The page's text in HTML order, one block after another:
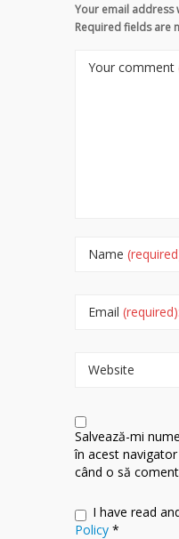
Your email address
Required fields are
Your comment
Name
Email (required):
Website
Salvează-mi
în acest
când o să
I have read
Policy *